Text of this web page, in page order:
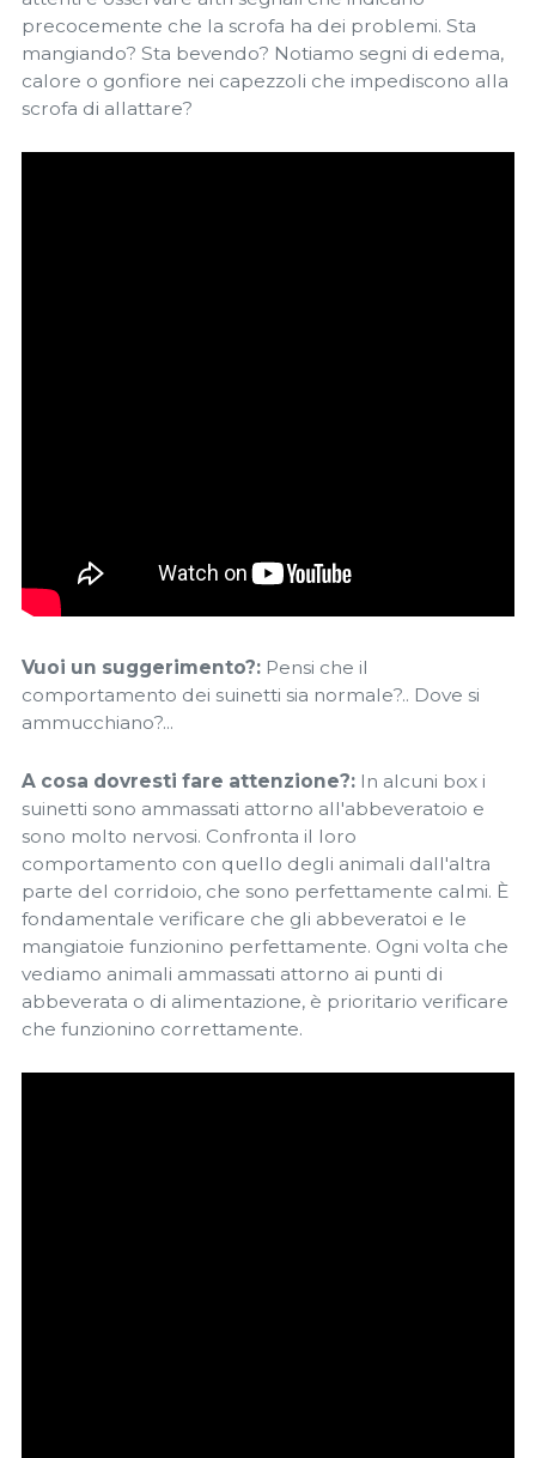
precocemente che la scrofa ha dei problemi. Sta
mangiando? Sta bevendo? Notiamo segni di edema,
calore o gonfiore nei capezzoli che impediscono alla
scrofa di allattare?
Vuoi un suggerimento?: Pensi che il
comportamento dei suinetti sia normale?.. Dove si
ammucchiano?...
A cosa dovresti fare attenzione?: In alcuni box i
suinetti sono ammassati attorno all'abbeveratoio e
sono molto nervosi. Confronta il ​​loro
comportamento con quello degli animali dall'altra
parte del corridoio, che sono perfettamente calmi. È
fondamentale verificare che gli abbeveratoi e le
mangiatoie funzionino perfettamente. Ogni volta che
vediamo animali ammassati attorno ai punti di
abbeverata o di alimentazione, è prioritario verificare
che funzionino correttamente.